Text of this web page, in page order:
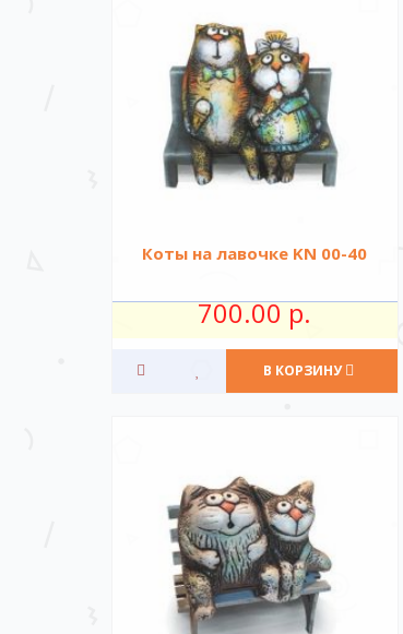
Коты на лавочке KN 00-40
700.00 р.
В КОРЗИНУ